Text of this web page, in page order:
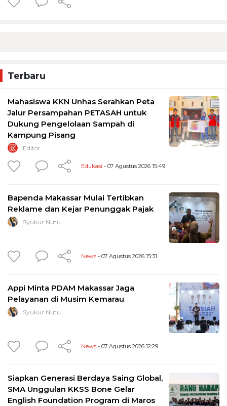
Terbaru
Mahasiswa KKN Unhas Serahkan Peta
Jalur Persampahan PETASAH untuk
Dukung Pengelolaan Sampah di
Kampung Pisang
Editor
Edukasi - 07 Agustus 2026 15:49
Bapenda Makassar Mulai Tertibkan
Reklame dan Kejar Penunggak Pajak
Syukur Nutu
News - 07 Agustus 2026 15:31
Appi Minta PDAM Makassar Jaga
Pelayanan di Musim Kemarau
Syukur Nutu
News - 07 Agustus 2026 12:29
Siapkan Generasi Berdaya Saing Global,
SMA Unggulan KKSS Bone Gelar
English Foundation Program di Maros